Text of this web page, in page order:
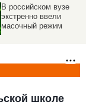
В российском вузе
экстренно ввели
масочный режим
школе